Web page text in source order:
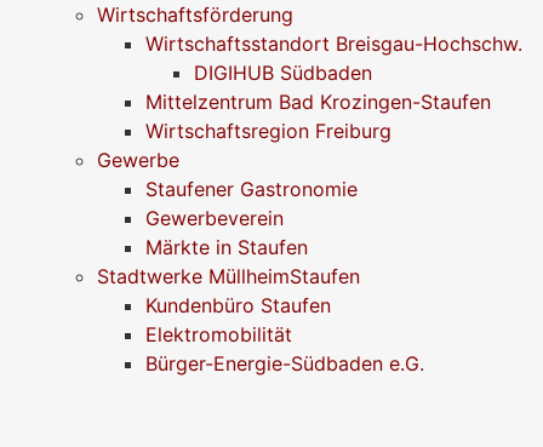
Wirtschaftsförderung
Wirtschaftsstandort Breisgau-Hochschw.
DIGIHUB Südbaden
Mittelzentrum Bad Krozingen-Staufen
Wirtschaftsregion Freiburg
Gewerbe
Staufener Gastronomie
Gewerbeverein
Märkte in Staufen
Stadtwerke MüllheimStaufen
Kundenbüro Staufen
Elektromobilität
Bürger-Energie-Südbaden e.G.